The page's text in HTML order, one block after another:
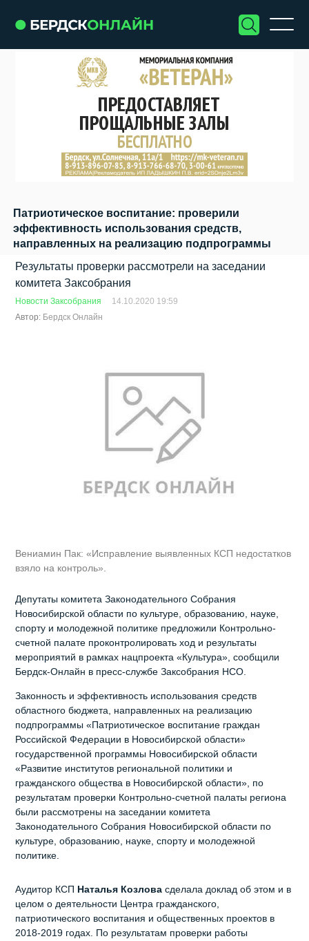
Патриотическое воспитание: проверили
эффективность использования средств,
направленных на реализацию подпрограммы
Результаты проверки рассмотрели на заседании
комитета Заксобрания
Новости Заксобрания
14.10.2020 19:59
Автор: Бердск Онлайн
Вениамин Пак: «Исправление выявленных КСП недостатков
взяло на контроль».
Депутаты комитета Законодательного Собрания
Новосибирской области по культуре, образованию, науке,
спорту и молодежной политике предложили Контрольно-
счетной палате проконтролировать ход и результаты
мероприятий в рамках нацпроекта «Культура», сообщили
Бердск-Онлайн в пресс-службе Заксобрания НСО.
Законность и эффективность использования средств
областного бюджета, направленных на реализацию
подпрограммы «Патриотическое воспитание граждан
Российской Федерации в Новосибирской области»
государственной программы Новосибирской области
«Развитие институтов региональной политики и
гражданского общества в Новосибирской области», по
результатам проверки Контрольно-счетной палаты региона
были рассмотрены на заседании комитета
Законодательного Собрания Новосибирской области по
культуре, образованию, науке, спорту и молодежной
политике.
Аудитор КСП Наталья Козлова сделала доклад об этом и в
целом о деятельности Центра гражданского,
патриотического воспитания и общественных проектов в
2018-2019 годах. По результатам проверки работы